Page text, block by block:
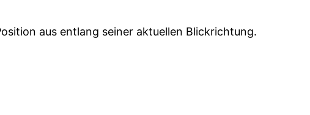
aus entlang seiner aktuellen Blickrichtung.